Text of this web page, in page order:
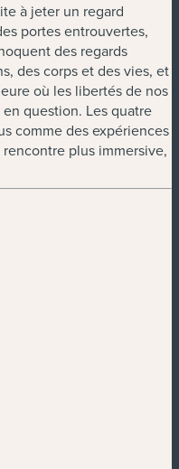
à jeter un regard
portes entrouvertes,
des regards
des corps et des vies, et
où les libertés de nos
question. Les quatre
comme des expériences
plus immersive,